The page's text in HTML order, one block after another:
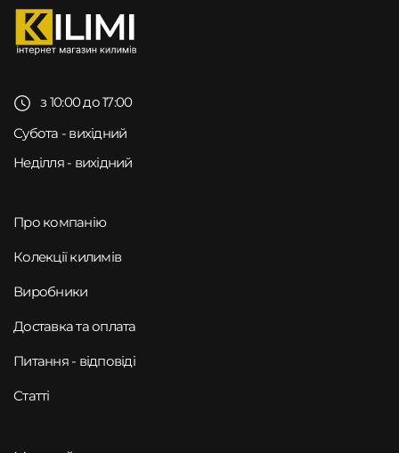
з 10:00 до 17:00
Субота - вихідний
Неділля - вихідний
Про компанію
Колекції килимів
Виробники
Доставка та оплата
Питання - відповіді
Статті